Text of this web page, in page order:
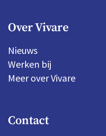
Over Vivare
Nieuws
Werken bij
Meer over Vivare
Contact